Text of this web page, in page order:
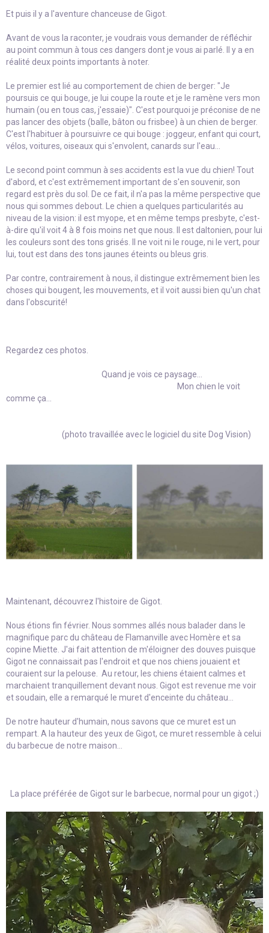
Et puis il y a l'aventure chanceuse de Gigot.
Avant de vous la raconter, je voudrais vous demander de réfléchir
au point commun à tous ces dangers dont je vous ai parlé. Il y a en
réalité deux points importants à noter.
Le premier est lié au comportement de chien de berger: "Je
poursuis ce qui bouge, je lui coupe la route et je le ramène vers mon
humain (ou en tous cas, j'essaie)". C'est pourquoi je préconise de ne
pas lancer des objets (balle, bâton ou frisbee) à un chien de berger.
C'est l'habituer à poursuivre ce qui bouge : joggeur, enfant qui court,
vélos, voitures, oiseaux qui s'envolent, canards sur l'eau...
Le second point commun à ses accidents est la vue du chien! Tout
d'abord, et c'est extrêmement important de s'en souvenir, son
regard est près du sol. De ce fait, il n'a pas la même perspective que
nous qui sommes debout. Le chien a quelques particularités au
niveau de la vision: il est myope, et en même temps presbyte, c'est-
à-dire qu'il voit 4 à 8 fois moins net que nous. Il est daltonien, pour lui
les couleurs sont des tons grisés. Il ne voit ni le rouge, ni le vert, pour
lui, tout est dans des tons jaunes éteints ou bleus gris.
Par contre, contrairement à nous, il distingue extrêmement bien les
choses qui bougent, les mouvements, et il voit aussi bien qu'un chat
dans l'obscurité!
Regardez ces photos.
Quand je vois ce paysage...
Mon chien le voit
comme ça...
(photo travaillée avec le logiciel du site Dog Vision)
Maintenant, découvrez l'histoire de Gigot.
Nous étions fin février. Nous sommes allés nous balader dans le
magnifique parc du château de Flamanville avec Homère et sa
copine Miette. J'ai fait attention de m'éloigner des douves puisque
Gigot ne connaissait pas l'endroit et que nos chiens jouaient et
couraient sur la pelouse. Au retour, les chiens étaient calmes et
marchaient tranquillement devant nous. Gigot est revenue me voir
et soudain, elle a remarqué le muret d'enceinte du château...
De notre hauteur d'humain, nous savons que ce muret est un
rempart. A la hauteur des yeux de Gigot, ce muret ressemble à celui
du barbecue de notre maison...
La place préférée de Gigot sur le barbecue, normal pour un gigot ;)